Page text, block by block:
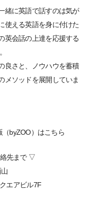
緒に英語で話すのは気が
使える英語を身に付けた
英会話の上達を応援する
良さと、ノウハウを蓄積
メソッドを展開していま
（byZOO）はこちら
先まで ▽
エアビル7F